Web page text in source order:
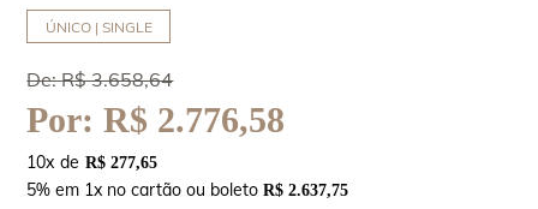
ÚNICO | SINGLE
De:R$ 3.658,64
Por:R$ 2.776,58
10x R$ 277,65
5% em 1x no cartão ou boletoR$ 2.637,75